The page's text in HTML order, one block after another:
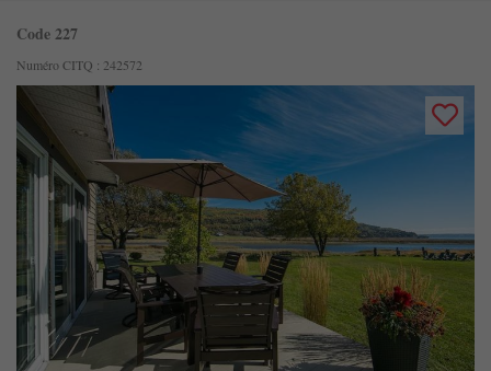
Code 227
Numéro CITQ : 242572